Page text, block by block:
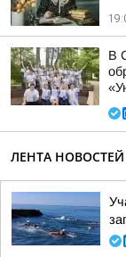
В
ЛЕНТА НОВОСТЕЙ